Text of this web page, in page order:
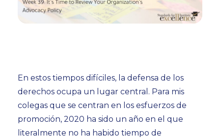
En estos tiempos difíciles, la defensa de los
derechos ocupa un lugar central. Para mis
colegas que se centran en los esfuerzos de
promoción, 2020 ha sido un año en el que
literalmente no ha habido tiempo de